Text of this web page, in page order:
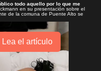
todo aquello por lo que me
en su presentación sobre el
de la comuna de Puente Alto se
Lea el artículo